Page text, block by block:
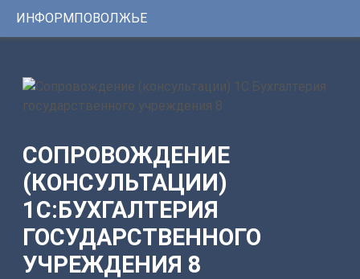
ИНФОРМПОВОЛЖЬЕ
номер
37331-
0251
от
24.01.2014г.
Youtube-
канал
Telegram-
Услуги
Программы
Уникальные
решения
ИНФОРМПОВОЛЖЬЕ
СОПРОВОЖДЕНИЕ
(КОНСУЛЬТАЦИИ)
1С:БУХГАЛТЕРИЯ
ГОСУДАРСТВЕННОГО
УЧРЕЖДЕНИЯ 8